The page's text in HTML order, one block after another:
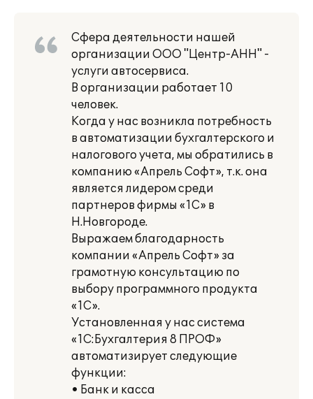
Сфера деятельности нашей
организации ООО "Центр-АНН" -
услуги автосервиса.
В организации работает 10
человек.
Когда у нас возникла потребность
в автоматизации бухгалтерского и
налогового учета, мы обратились в
компанию «Апрель Софт», т.к. она
является лидером среди
партнеров фирмы «1С» в
Н.Новгороде.
Выражаем благодарность
компании «Апрель Софт» за
грамотную консультацию по
выбору программного продукта
«1С».
Установленная у нас система
«1С:Бухгалтерия 8 ПРОФ»
автоматизирует следующие
функции:
• Банк и касса